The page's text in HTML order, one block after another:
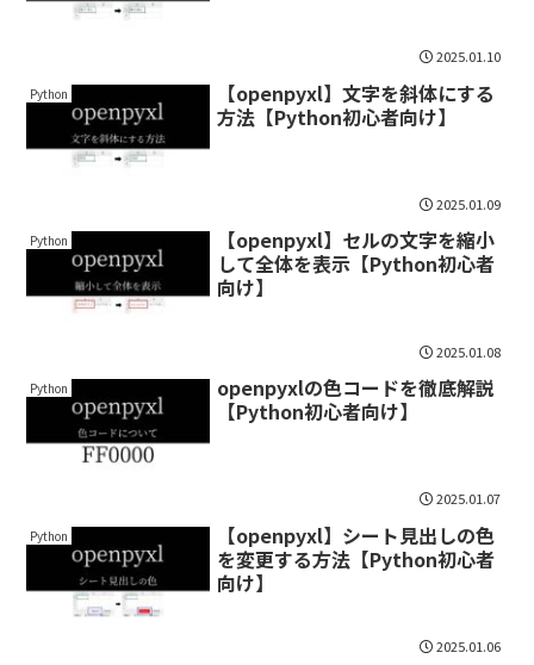
2025.01.10
Python
【openpyxl】文字を斜体にする
方法【Python初心者向け】
2025.01.09
Python
【openpyxl】セルの文字を縮小
して全体を表示【Python初心者
向け】
2025.01.08
Python
openpyxlの色コードを徹底解説
【Python初心者向け】
2025.01.07
Python
【openpyxl】シート見出しの色
を変更する方法【Python初心者
向け】
2025.01.06